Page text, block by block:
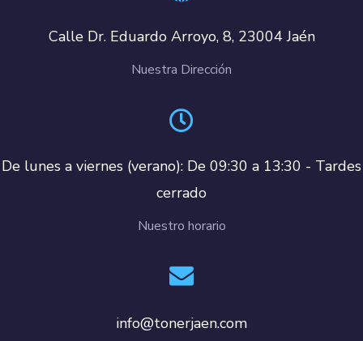
Calle Dr. Eduardo Arroyo, 8, 23004 Jaén
Nuestra Dirección
De lunes a viernes (verano): De 09:30 a 13:30 - Tardes
cerrado
Nuestro horario
info@tonerjaen.com